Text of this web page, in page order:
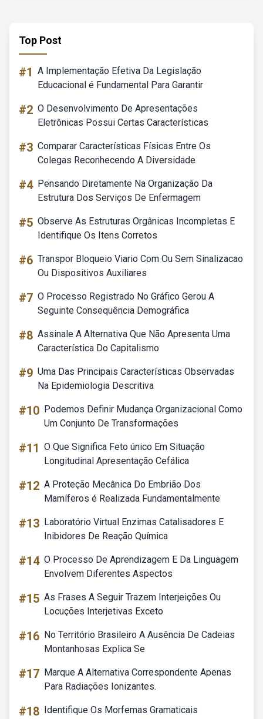
Top Post
#1 A Implementação Efetiva Da Legislação
Educacional é Fundamental Para Garantir
#2 O Desenvolvimento De Apresentações
Eletrônicas Possui Certas Características
#3 Comparar Características Físicas Entre Os
Colegas Reconhecendo A Diversidade
#4 Pensando Diretamente Na Organização Da
Estrutura Dos Serviços De Enfermagem
#5 Observe As Estruturas Orgânicas Incompletas E
Identifique Os Itens Corretos
#6 Transpor Bloqueio Viario Com Ou Sem Sinalizacao
Ou Dispositivos Auxiliares
#7 O Processo Registrado No Gráfico Gerou A
Seguinte Consequência Demográfica
#8 Assinale A Alternativa Que Não Apresenta Uma
Característica Do Capitalismo
#9 Uma Das Principais Características Observadas
Na Epidemiologia Descritiva
#10 Podemos Definir Mudança Organizacional Como
Um Conjunto De Transformações
#11 O Que Significa Feto único Em Situação
Longitudinal Apresentação Cefálica
#12 A Proteção Mecânica Do Embrião Dos
Mamíferos é Realizada Fundamentalmente
#13 Laboratório Virtual Enzimas Catalisadores E
Inibidores De Reação Química
#14 O Processo De Aprendizagem E Da Linguagem
Envolvem Diferentes Aspectos
#15 As Frases A Seguir Trazem Interjeições Ou
Locuções Interjetivas Exceto
#16 No Território Brasileiro A Ausência De Cadeias
Montanhosas Explica Se
#17 Marque A Alternativa Correspondente Apenas
Para Radiações Ionizantes.
#18 Identifique Os Morfemas Gramaticais